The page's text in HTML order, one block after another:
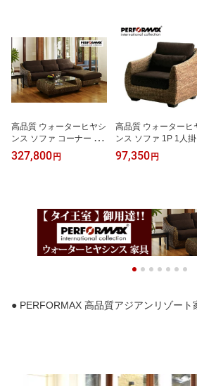
高品質 ウォーターヒヤシ
ンス ソファ コーナー ソ
ファー カウチソファー 3
人掛け デイベッド & 2P
家具 ナチュラル モダン
PERFORMAX 【在庫販
売品・即納可能】
327,800 円
高品質 ウォーターヒ
ンス ソファ 1P 1人掛
ソファー 一人掛け
m パーソナル チェア
ナチュラル モダン
イアン PERFORMAX
【在庫販売品・即納
能】
97,350 円
● PERFORMAX 高品質アジアンリゾート